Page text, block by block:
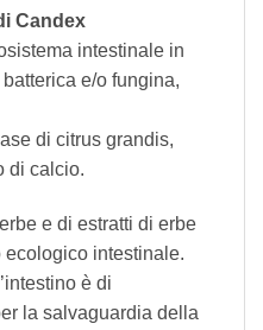
Candex
intestinale in
e/o fungina,
di citrus grandis,
di calcio.
e di estratti di erbe
ecologico intestinale.
è di
la salvaguardia della